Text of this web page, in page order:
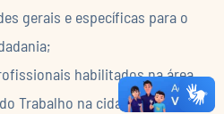
gerais e específicas para o
habilitados na área
Trabalho na cidade e região;